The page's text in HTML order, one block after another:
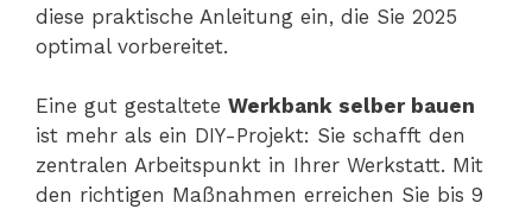
diese praktische Anleitung ein, die Sie 2025
optimal vorbereitet.
Eine gut gestaltete Werkbank selber bauen
ist mehr als ein DIY-Projekt: Sie schafft den
zentralen Arbeitspunkt in Ihrer Werkstatt. Mit
den richtigen Maßnahmen erreichen Sie bis 9